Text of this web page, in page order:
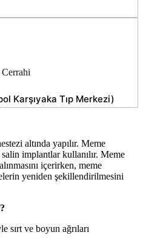
Karşıyaka Tıp Merkezi)
altında yapılır. Meme
implantlar kullanılır. Meme
içerirken, meme
yeniden şekillendirilmesini
sırt ve boyun ağrıları